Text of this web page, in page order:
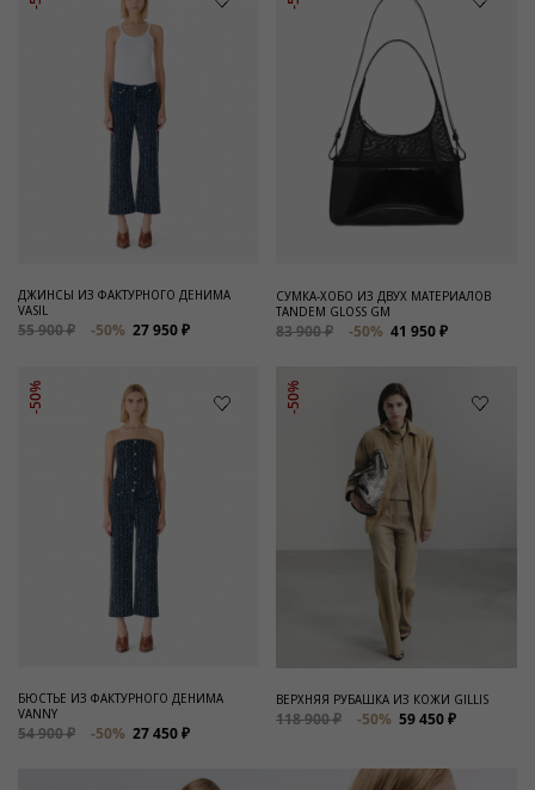
ДЖИНСЫ ИЗ ФАКТУРНОГО ДЕНИМА
VASIL
55 900 ₽ -50% 27 950 ₽
СУМКА-ХОБО ИЗ ДВУХ МАТЕРИАЛОВ
TANDEM GLOSS GM
83 900 ₽ -50% 41 950 ₽
-50%
БЮСТЬЕ ИЗ ФАКТУРНОГО ДЕНИМА
VANNY
54 900 ₽ -50% 27 450 ₽
-50%
ВЕРХНЯЯ РУБАШКА ИЗ КОЖИ GILLIS
118 900 ₽ -50% 59 450 ₽